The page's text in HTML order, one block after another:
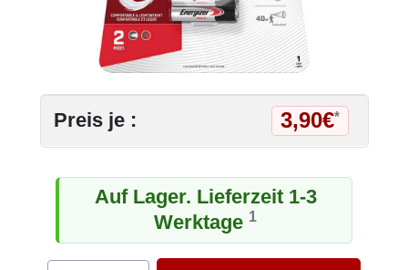
Preis je : 3,90€*
Auf Lager. Lieferzeit 1-3
Werktage 1